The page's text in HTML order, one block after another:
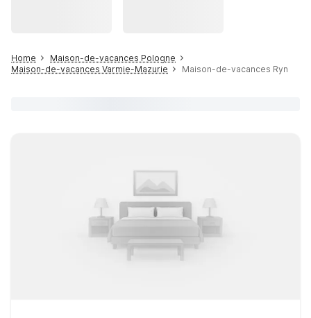
Home
Maison-de-vacances Pologne
Maison-de-vacances Varmie-Mazurie
Maison-de-vacances Ryn